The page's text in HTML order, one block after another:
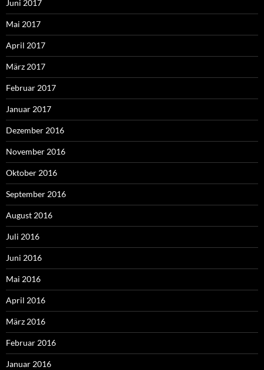
Juni 2017
Mai 2017
April 2017
März 2017
Februar 2017
Januar 2017
Dezember 2016
November 2016
Oktober 2016
September 2016
August 2016
Juli 2016
Juni 2016
Mai 2016
April 2016
März 2016
Februar 2016
Januar 2016